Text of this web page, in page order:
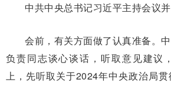
中共中央总书记习近平主持会议并
会前，有关方面做了认真准备。
负责同志谈心谈话，听取意见建议
上，先听取关于2024年中央政治局